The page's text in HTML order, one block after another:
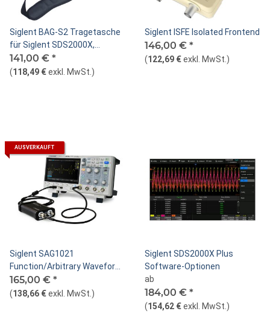
Siglent BAG-S2 Tragetasche
für Siglent SDS2000X,
SSA3000X
141,00 € *
(118,49 €exkl. MwSt. )
Siglent ISFE Isolated Frontend
146,00 € *
(122,69 €exkl. MwSt. )
AUSVERKAUFT
Siglent SAG1021
Function/Arbitrary Waveform
Generator
165,00 € *
(138,66 €exkl. MwSt. )
Siglent SDS2000X Plus
Software-Optionen
ab
184,00 € *
(154,62 €exkl. MwSt. )